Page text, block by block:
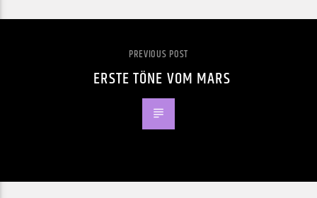
PREVIOUS POST
ERSTE TÖNE VOM MARS